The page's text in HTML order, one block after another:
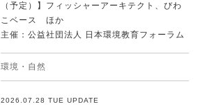
（予定）】フィッシャーアーキテクト、びわ
こベース ほか
主催：公益社団法人 日本環境教育フォーラム
環境・自然
2026.07.28 TUE UPDATE